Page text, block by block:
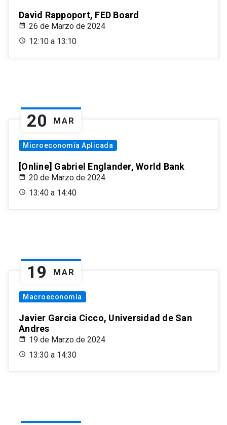
David Rappoport, FED Board
26 de Marzo de 2024
12:10 a 13:10
20 MAR
Microeconomía Aplicada
[Online] Gabriel Englander, World Bank
20 de Marzo de 2024
13:40 a 14:40
19 MAR
Macroeconomía
Javier Garcia Cicco, Universidad de San
Andres
19 de Marzo de 2024
13:30 a 14:30